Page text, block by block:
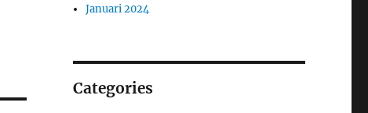
Januari 2024
Categories